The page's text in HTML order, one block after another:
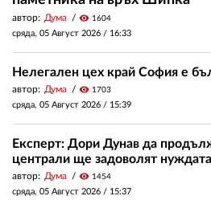
автор: Дума visibility 1604
сряда, 05 Август 2026 / 16:33
Нелегален цех край София е
автор: Дума visibility 1703
сряда, 05 Август 2026 / 15:39
Експерт: Дори Дунав да
централи ще задоволят
автор: Дума visibility 1454
сряда, 05 Август 2026 / 15:37